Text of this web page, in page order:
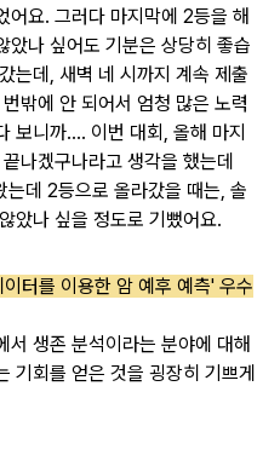
어요. 그러다 마지막에 2등을 해
았나 싶어도 기분은 상당히 좋습
는데, 새벽 네 시까지 계속 제출
밖에 안 되어서 엄청 많은 노력
보니까.... 이번 대회, 올해 마지
나겠구나라고 생각을 했는데
는데 2등으로 올라갔을 때는, 솔
았나 싶을 정도로 기뻤어요.
터를 이용한 암 예후 예측' 우수
서 생존 분석이라는 분야에 대해
기회를 얻은 것을 굉장히 기쁘게